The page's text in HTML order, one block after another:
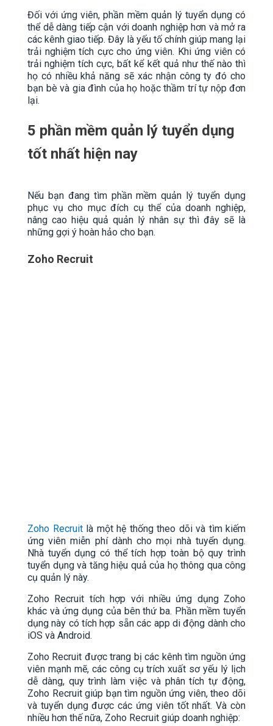
Đối với ứng viên, phần mềm quản lý tuyển dụng có
thể dễ dàng tiếp cận với doanh nghiệp hơn và mở ra
các kênh giao tiếp. Đây là yếu tố chính giúp mang lại
trải nghiệm tích cực cho ứng viên. Khi ứng viên có
trải nghiệm tích cực, bất kể kết quả như thế nào thì
họ có nhiều khả năng sẽ xác nhận công ty đó cho
bạn bè và gia đình của họ hoặc thầm trí tự nộp đơn
lại.
5 phần mềm quản lý tuyển dụng
tốt nhất hiện nay
Nếu bạn đang tìm phần mềm quản lý tuyển dụng
phục vụ cho mục đích cụ thể của doanh nghiệp,
nâng cao hiệu quả quản lý nhân sự thì đây sẽ là
những gợi ý hoàn hảo cho bạn.
Zoho Recruit
Zoho Recruitlà một hệ thống theo dõi và tìm kiếm
ứng viên miễn phí dành cho mọi nhà tuyển dụng.
Nhà tuyển dụng có thể tích hợp toàn bộ quy trình
tuyển dụng và tăng hiệu quả của họ thông qua công
cụ quản lý này.
Zoho Recruit tích hợp với nhiều ứng dụng Zoho
khác và ứng dụng của bên thứ ba. Phần mềm tuyển
dụng này có tích hợp sẵn các app di động dành cho
iOS và Android.
Zoho Recruit được trang bị các kênh tìm nguồn ứng
viên mạnh mẽ, các công cụ trích xuất sơ yếu lý lịch
dễ dàng, quy trình làm việc và phân tích tự động,
Zoho Recruit giúp bạn tìm nguồn ứng viên, theo dõi
và tuyển dụng được các ứng viên tốt nhất. Và còn
nhiều hơn thế nữa, Zoho Recruit giúp doanh nghiệp: